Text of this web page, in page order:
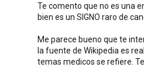
Te comento que no es una
bien es un SIGNO raro de
Me parece bueno que te
la fuente de Wikipedia es
temas medicos se refiere.